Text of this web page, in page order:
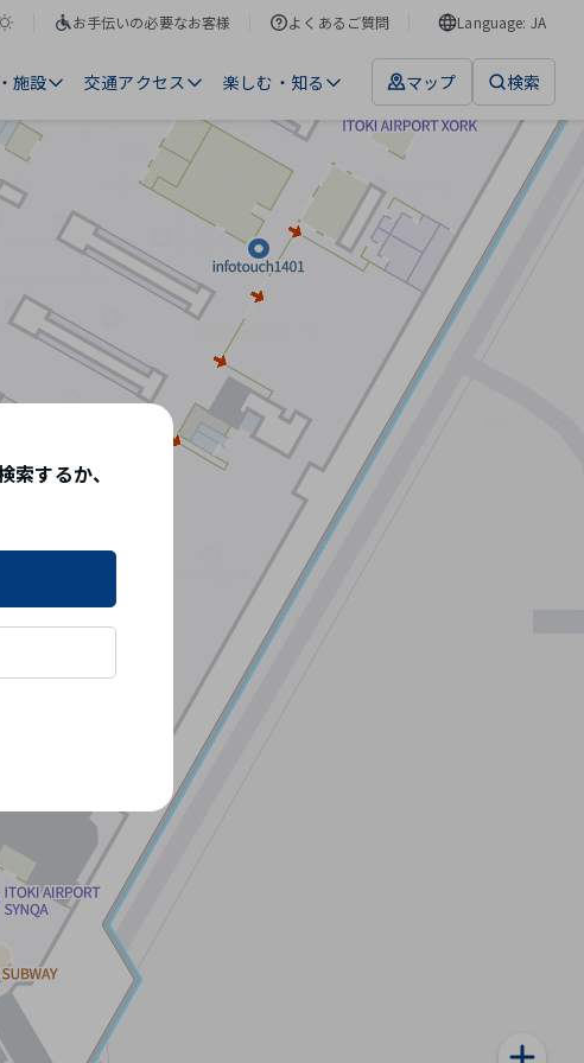
お手伝いの必要なお客様 よくあるご質問 Language: JA
施設 交通アクセス 楽しむ・知る マップ 検索
するか、